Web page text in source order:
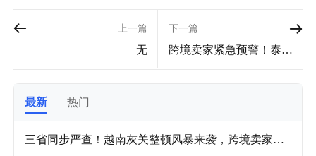
上一篇
无
下一篇
跨境卖家紧急预警！泰国
最新
热门
三省同步严查！越南灰关整顿风暴来袭，跨境卖家出